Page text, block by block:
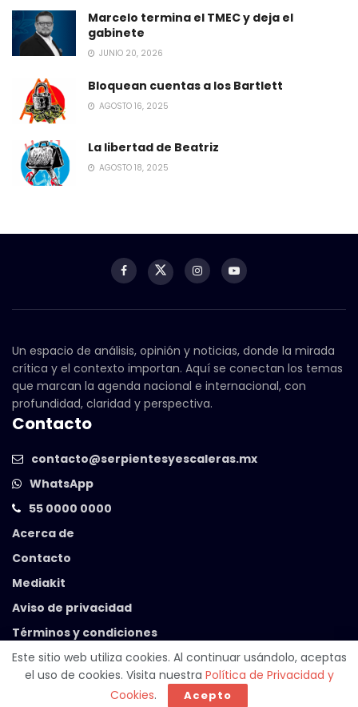
Marcelo termina el TMEC y deja el
gabinete
JUNIO 20, 2026
Bloquean cuentas a los Bartlett
AGOSTO 16, 2025
La libertad de Beatriz
AGOSTO 18, 2025
Un espacio de análisis, opinión y noticias, donde la mirada
crítica y el contexto importan. Aquí se conectan los temas
que marcan la agenda nacional e internacional, con
profundidad, claridad y perspectiva.
Contacto
contacto@serpientesyescaleras.mx
WhatsApp
55 0000 0000
Acerca de
Contacto
Mediakit
Aviso de privacidad
Términos y condiciones
© 2025 Serpientes y Escaleras. Powered by
Este sitio web utiliza cookies. Al continuar usándolo, aceptas
el uso de cookies. Visita nuestra Política de Privacidad y
Cookies. Acepto